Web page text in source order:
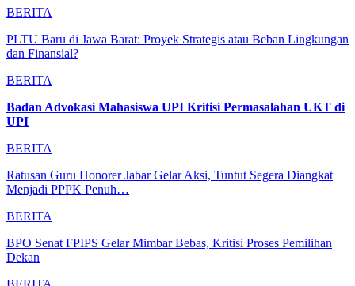
BERITA
PLTU Baru di Jawa Barat: Proyek Strategis atau Beban Lingkungan
dan Finansial?
BERITA
Badan Advokasi Mahasiswa UPI Kritisi Permasalahan UKT di
UPI
BERITA
Ratusan Guru Honorer Jabar Gelar Aksi, Tuntut Segera Diangkat
Menjadi PPPK Penuh…
BERITA
BPO Senat FPIPS Gelar Mimbar Bebas, Kritisi Proses Pemilihan
Dekan